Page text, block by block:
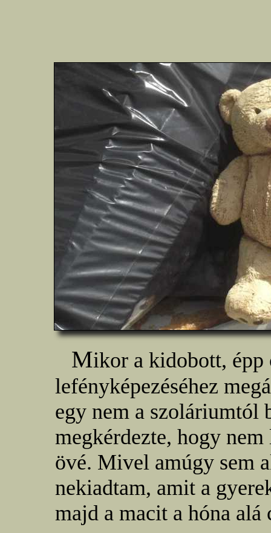
Mikor a kidobott, épp
lefényképezéséhez
egy nem a szoláriumtól
megkérdezte, hogy
övé. Mivel amúgy sem
nekiadtam, amit a
majd a macit a hóna alá